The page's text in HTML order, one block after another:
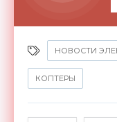
НОВОСТИ
КОПТЕРЫ